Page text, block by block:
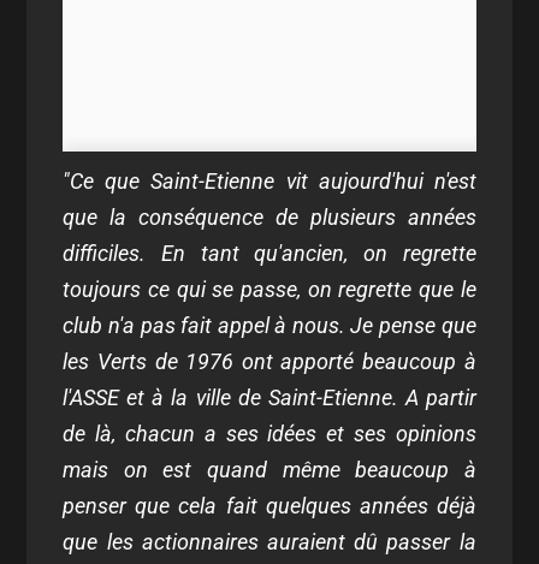
"Ce que Saint-Etienne vit aujourd'hui n'est
que la conséquence de plusieurs années
difficiles. En tant qu'ancien, on regrette
toujours ce qui se passe, on regrette que le
club n'a pas fait appel à nous. Je pense que
les Verts de 1976 ont apporté beaucoup à
l'ASSE et à la ville de Saint-Etienne. A partir
de là, chacun a ses idées et ses opinions
mais on est quand même beaucoup à
penser que cela fait quelques années déjà
que les actionnaires auraient dû passer la